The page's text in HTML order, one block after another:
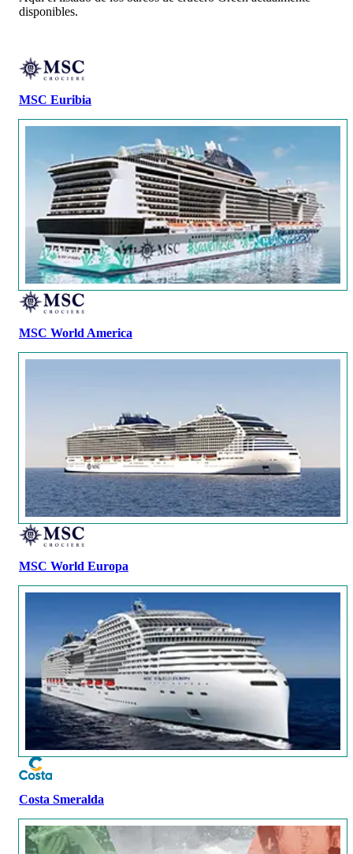
disponibles.
MSC Euribia
MSC World America
MSC World Europa
Costa Smeralda